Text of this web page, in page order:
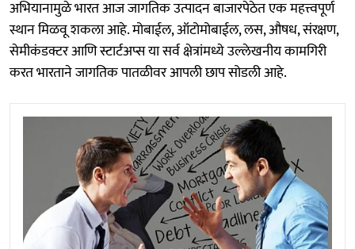
अभियानामुळे भारत आज जागतिक उत्पादन बाजारपेठेत एक महत्त्वपूर्ण
स्थान मिळवू शकला आहे. मोबाईल, ऑटोमोबाईल, लस, औषध, संरक्षण,
सेमीकंडक्टर आणि स्टार्टअप्स या सर्व क्षेत्रांमध्ये उल्लेखनीय कामगिरी
करत भारताने जागतिक पातळीवर आपली छाप सोडली आहे.